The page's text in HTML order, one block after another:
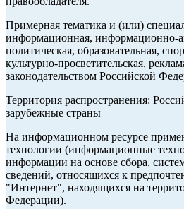
Примерная тематика и (или)
информационная, информационно-
политическая, образовательная,
культурно-просветительская,
законодательством Российской
Территория распространения:
зарубежные страны
На информационном ресурсе
технологии (информационные
информации на основе сбора,
сведений, относящихся к
"Интернет", находящихся на
Федерации).